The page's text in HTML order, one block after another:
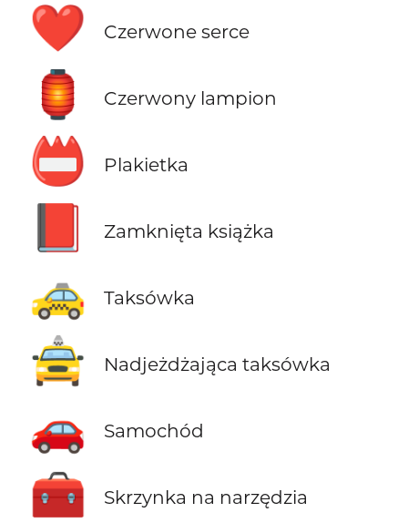
❤️ Czerwone serce
🏮 Czerwony lampion
📛 Plakietka
Zamknięta książka
🚕 Taksówka
🚖 Nadjeżdżająca taksówka
🚗 Samochód
🧰 Skrzynka na narzędzia